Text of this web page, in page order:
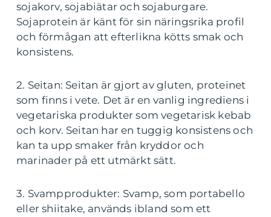
sojakorv, sojabiätar och sojaburgare.
Sojaprotein är känt för sin näringsrika profil
och förmågan att efterlikna kötts smak och
konsistens.
2. Seitan: Seitan är gjort av gluten, proteinet
som finns i vete. Det är en vanlig ingrediens i
vegetariska produkter som vegetarisk kebab
och korv. Seitan har en tuggig konsistens och
kan ta upp smaker från kryddor och
marinader på ett utmärkt sätt.
3. Svampprodukter: Svamp, som portabello
eller shiitake, används ibland som ett